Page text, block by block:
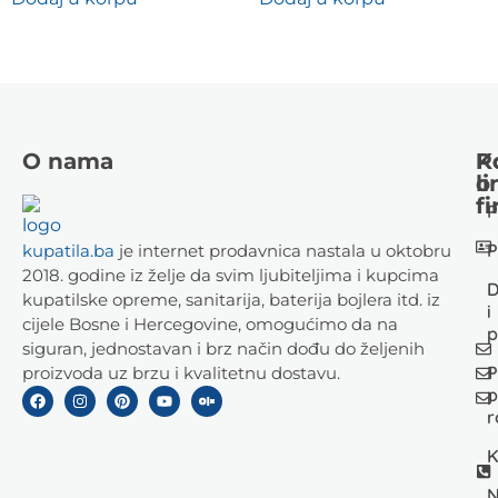
O nama
kupatila.ba je internet prodavnica nastala u oktobru
2018. godine iz želje da svim ljubiteljima i kupcima
kupatilske opreme, sanitarija, baterija bojlera itd. iz
cijele Bosne i Hercegovine, omogućimo da na
siguran, jednostavan i brz način dođu do željenih
proizvoda uz brzu i kvalitetnu dostavu.
i
o